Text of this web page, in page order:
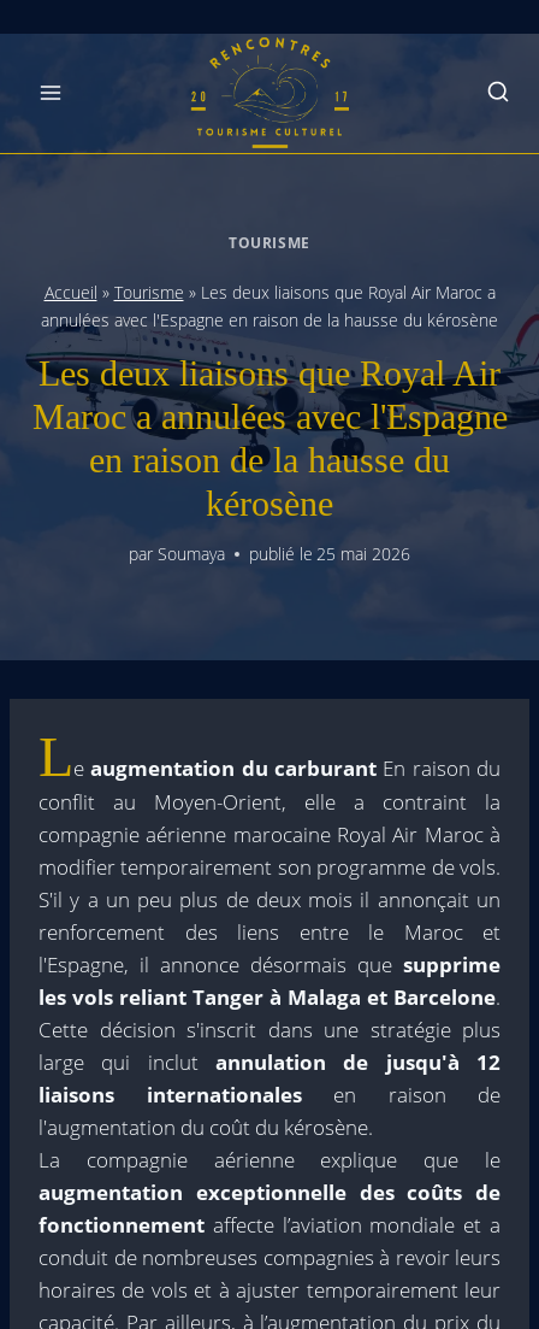
TOURISME
Accueil » Tourisme » Les deux liaisons que Royal Air Maroc a
annulées avec l'Espagne en raison de la hausse du kérosène
Les deux liaisons que Royal Air
Maroc a annulées avec l'Espagne
en raison de la hausse du
kérosène
par Soumaya publié le 25 mai 2026
Leaugmentation du carburant En raison du
conflit au Moyen-Orient, elle a contraint la
compagnie aérienne marocaine Royal Air Maroc à
modifier temporairement son programme de vols.
S'il y a un peu plus de deux mois il annonçait un
renforcement des liens entre le Maroc et
l'Espagne, il annonce désormais que supprime
les vols reliant Tanger à Malaga et Barcelone.
Cette décision s'inscrit dans une stratégie plus
large qui inclut annulation de jusqu'à 12
liaisons internationalesen raison de
l'augmentation du coût du kérosène.
La compagnie aérienne explique que le
augmentation exceptionnelle des coûts de
fonctionnement affecte l’aviation mondiale et a
conduit de nombreuses compagnies à revoir leurs
horaires de vols et à ajuster temporairement leur
capacité. Par ailleurs, à l’augmentation du prix du